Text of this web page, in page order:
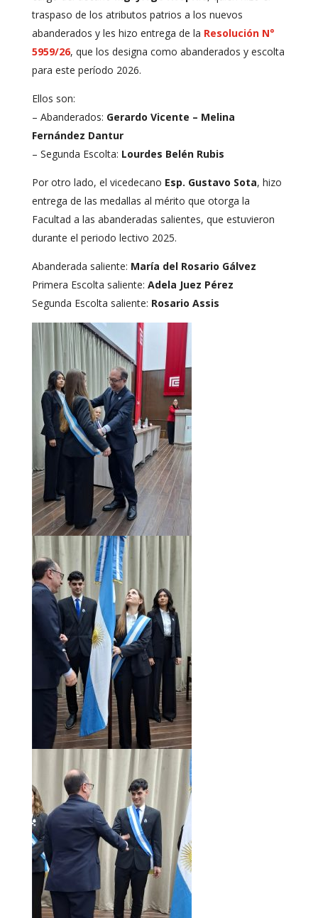
traspaso de los atributos patrios a los nuevos
abanderados y les hizo entrega de la Resolución N°
5959/26, que los designa como abanderados y escolta
para este período 2026.
Ellos son:
– Abanderados: Gerardo Vicente – Melina
Fernández Dantur
– Segunda Escolta: Lourdes Belén Rubis
Por otro lado, el vicedecano Esp. Gustavo Sota, hizo
entrega de las medallas al mérito que otorga la
Facultad a las abanderadas salientes, que estuvieron
durante el periodo lectivo 2025.
Abanderada saliente: María del Rosario Gálvez
Primera Escolta saliente: Adela Juez Pérez
Segunda Escolta saliente: Rosario Assis